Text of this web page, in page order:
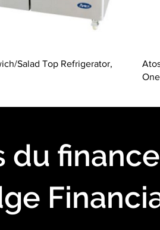
Salad Top Refrigerator,
du